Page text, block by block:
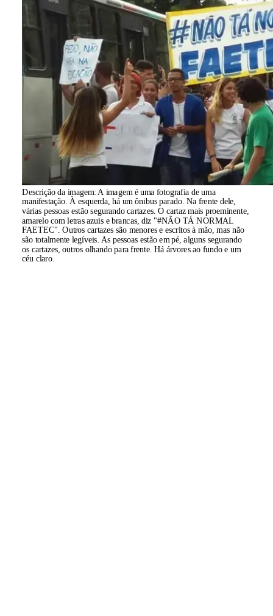
Descrição da imagem: A imagem é uma fotografia de uma
manifestação. À esquerda, há um ônibus parado. Na frente dele,
várias pessoas estão segurando cartazes. O cartaz mais proeminente,
amarelo com letras azuis e brancas, diz "#NÃO TÁ NORMAL
FAETEC". Outros cartazes são menores e escritos à mão, mas não
são totalmente legíveis. As pessoas estão em pé, alguns segurando
os cartazes, outros olhando para frente. Há árvores ao fundo e um
céu claro.